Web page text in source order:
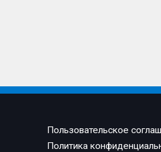
Пользовательское
Политика